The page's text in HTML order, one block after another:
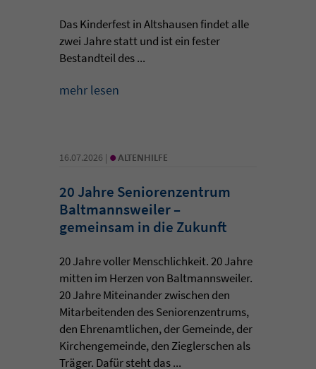
Das Kinderfest in Altshausen findet alle
zwei Jahre statt und ist ein fester
Bestandteil des ...
mehr lesen
16.07.2026 | • ALTENHILFE
20 Jahre Seniorenzentrum
Baltmannsweiler –
gemeinsam in die Zukunft
20 Jahre voller Menschlichkeit. 20 Jahre
mitten im Herzen von Baltmannsweiler.
20 Jahre Miteinander zwischen den
Mitarbeitenden des Seniorenzentrums,
den Ehrenamtlichen, der Gemeinde, der
Kirchengemeinde, den Zieglerschen als
Träger. Dafür steht das ...